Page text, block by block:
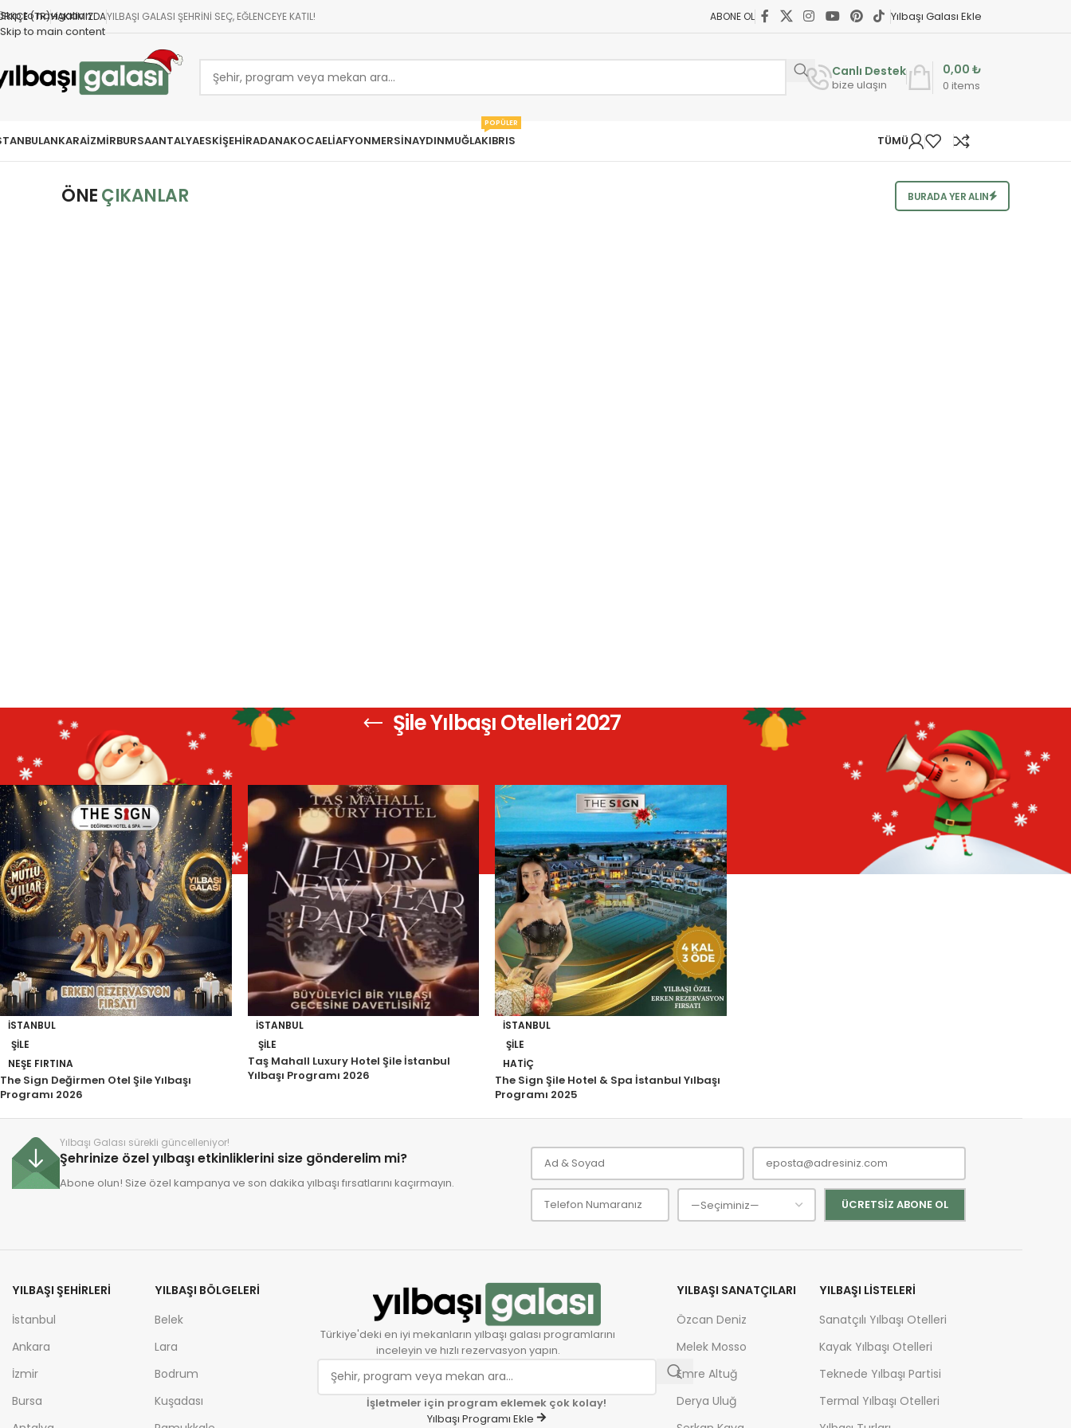
Skip to navigation
Skip to main content
(TR)HAKKIMIZDAYILBAŞI GALASI ŞEHRINI SEÇ, EĞLENCEYE KATIL! ABONE OL Yılbaşı Galası Ekle
Canlı Destek
bize ulaşın 0 items
0,00 ₺
ANKARAİZMIRBURSAANTALYAESKIŞEHIRADANAKOCAELIAFYONMERSINAYDINMUĞLAKIBRIS
POPÜLER
TÜMÜ
ÖNEÇIKANLAR BURADA YER ALIN
Şile Yılbaşı Otelleri 2027
Şile Yılbaşı Otelleri
İSTANBUL
ŞILE
NEŞE FIRTINA
The Sign Değirmen Otel Şile Yılbaşı
Programı 2026
İSTANBUL
ŞILE
Taş Mahall Luxury Hotel Şile İstanbul
Yılbaşı Programı 2026
İSTANBUL
ŞILE
HATIÇ
The Sign Şile Hotel & Spa İstanbul Yılbaşı
Programı 2025
Yılbaşı Galası sürekli güncelleniyor!
Şehrinize özel yılbaşı etkinliklerini size gönderelim mi?
Abone olun! Size özel kampanya ve son dakika yılbaşı fırsatlarını kaçırmayın.
YILBAŞI ŞEHIRLERI
İstanbul
Ankara
İzmir
Bursa
YILBAŞI BÖLGELERI
Belek
Lara
Bodrum
Kuşadası
Türkiye'deki en iyi mekanların yılbaşı galası programlarını
inceleyin ve hızlı rezervasyon yapın.
İşletmeler için program eklemek çok kolay!
Yılbaşı Programı Ekle
YILBAŞI SANATÇILARI
Özcan Deniz
Melek Mosso
Emre Altuğ
Derya Uluğ
YILBAŞI LISTELERI
Sanatçılı Yılbaşı Otelleri
Kayak Yılbaşı Otelleri
Teknede Yılbaşı Partisi
Termal Yılbaşı Otelleri